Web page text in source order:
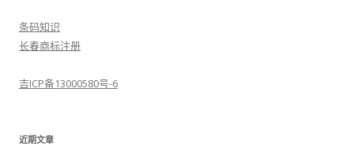
条码知识
长春商标注册
吉ICP备13000580号-6
近期文章